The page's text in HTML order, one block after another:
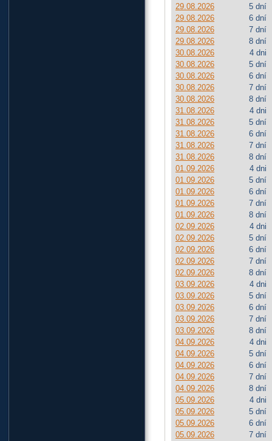
29.08.2026
5 dní
29.08.2026
6 dní
29.08.2026
7 dní
29.08.2026
8 dní
30.08.2026
4 dni
30.08.2026
5 dní
30.08.2026
6 dní
30.08.2026
7 dní
30.08.2026
8 dní
31.08.2026
4 dni
31.08.2026
5 dní
31.08.2026
6 dní
31.08.2026
7 dní
31.08.2026
8 dní
01.09.2026
4 dni
01.09.2026
5 dní
01.09.2026
6 dní
01.09.2026
7 dní
01.09.2026
8 dní
02.09.2026
4 dni
02.09.2026
5 dní
02.09.2026
6 dní
02.09.2026
7 dní
02.09.2026
8 dní
03.09.2026
4 dni
03.09.2026
5 dní
03.09.2026
6 dní
03.09.2026
7 dní
03.09.2026
8 dní
04.09.2026
4 dni
04.09.2026
5 dní
04.09.2026
6 dní
04.09.2026
7 dní
04.09.2026
8 dní
05.09.2026
4 dni
05.09.2026
5 dní
05.09.2026
6 dní
05.09.2026
7 dní